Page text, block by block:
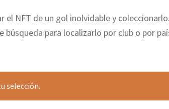
el NFT de un gol inolvidable y coleccionarlo.
búsqueda para localizarlo por club o por
selección.